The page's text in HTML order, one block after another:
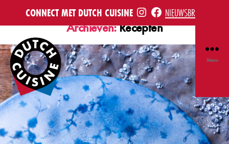
CONNECT MET DUTCH CUISINE INSTE FB NIEUWSBRIEF
Dutch
Cuisine
Menu
Archieven:Recepten